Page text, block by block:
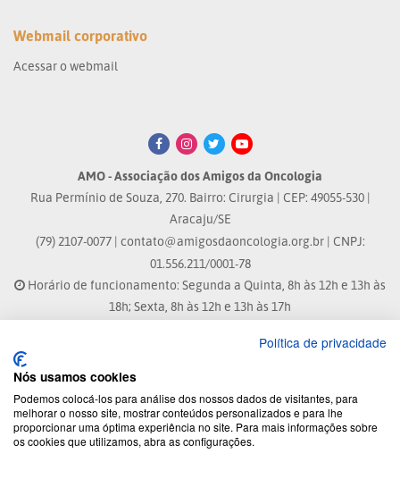
Webmail corporativo
Acessar o webmail
AMO - Associação dos Amigos da Oncologia
Rua Permínio de Souza, 270. Bairro: Cirurgia | CEP: 49055-530 |
Aracaju/SE
(79) 2107-0077 | contato@amigosdaoncologia.org.br| CNPJ:
01.556.211/0001-78
Horário de funcionamento: Segunda a Quinta, 8h às 12h e 13h às
18h; Sexta, 8h às 12h e 13h às 17h
Site atualizado em: 04/08/2026 às 10:33h
® Marca Registrada
© 2026 - Todos os direitos reservados.
Política de privacidade
Nós usamos cookies
Podemos colocá-los para análise dos nossos dados de visitantes, para
melhorar o nosso site, mostrar conteúdos personalizados e para lhe
proporcionar uma óptima experiência no site. Para mais informações sobre
os cookies que utilizamos, abra as configurações.